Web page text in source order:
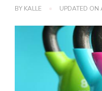
BY KALLE UPDATED ON